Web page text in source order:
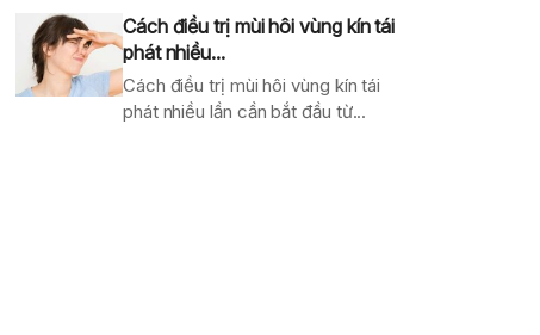
Cách điều trị mùi hôi vùng kín tái
phát nhiều...
Cách điều trị mùi hôi vùng kín tái
phát nhiều lần cần bắt đầu từ...